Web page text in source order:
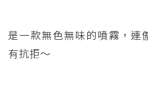
是一款無色無味的噴霧，連
有抗拒～